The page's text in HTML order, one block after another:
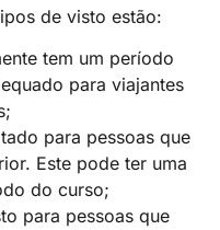
de visto estão:
tem um período
para viajantes
para pessoas que
Este pode ter uma
do curso;
para pessoas que